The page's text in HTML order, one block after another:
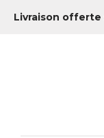
Livraison offerte